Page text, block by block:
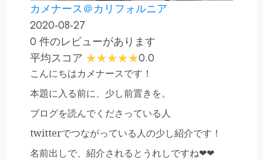
カメナース＠カリフォルニア
2020-08-27
0 件のレビューがあります
平均スコア
0.0
こんにちはカメナースです！
本題に入る前に、少し前置きを。
ブログを読んでくださっている人
twitterでつながっている人の少し紹介です！
名前出しで、紹介されるとうれしですね❤︎❤︎